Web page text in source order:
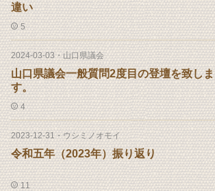
違い
5
2024-03-03・山口県議会
山口県議会一般質問2度目の登壇を致しま
す。
4
2023-12-31・ ウシミノオモイ
令和五年（2023年）振り返り
11